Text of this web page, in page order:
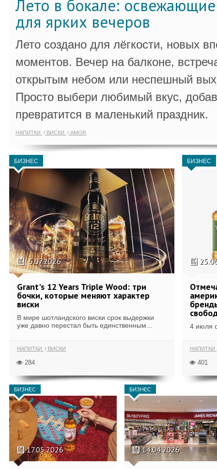
Лето в бокале:
для ярких вечеров
Лето создано для лёгкости, новых
моментов. Вечер на балконе,
открытым небом или неспешный
Просто выбери любимый вкус,
превратится в маленький праздник.
НАПИТКИ ВИСКИ AMOR
БИЗНЕС
6.07.2026
Grant's 12 Years Triple Wood: три
бочки, которые меняют характер
виски
В мире шотландского виски срок выдержки
уже давно перестал быть единственным...
НАПИТКИ ВИСКИ
284
БИЗНЕС
4 июля
НАПИТКИ
401
БИЗНЕС
17.05.2026
БИЗНЕС
14.04.2026